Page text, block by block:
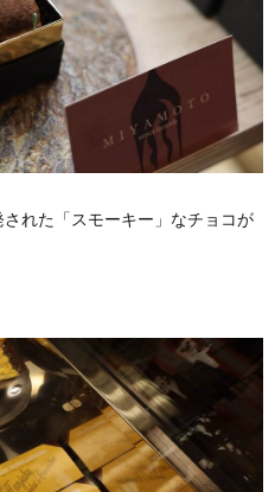
れた「スモーキー」なチョコが